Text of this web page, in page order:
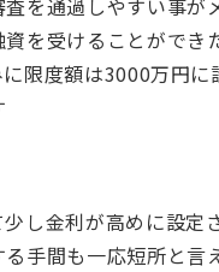
を受けることがで
限度額は3000万円
し金利が高めに設定
手間も一応短所と言